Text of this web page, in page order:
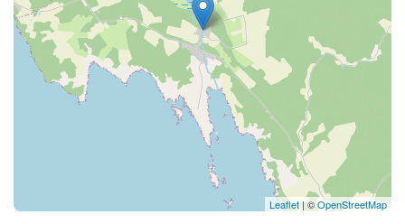
Leaflet | ©OpenStreetMap